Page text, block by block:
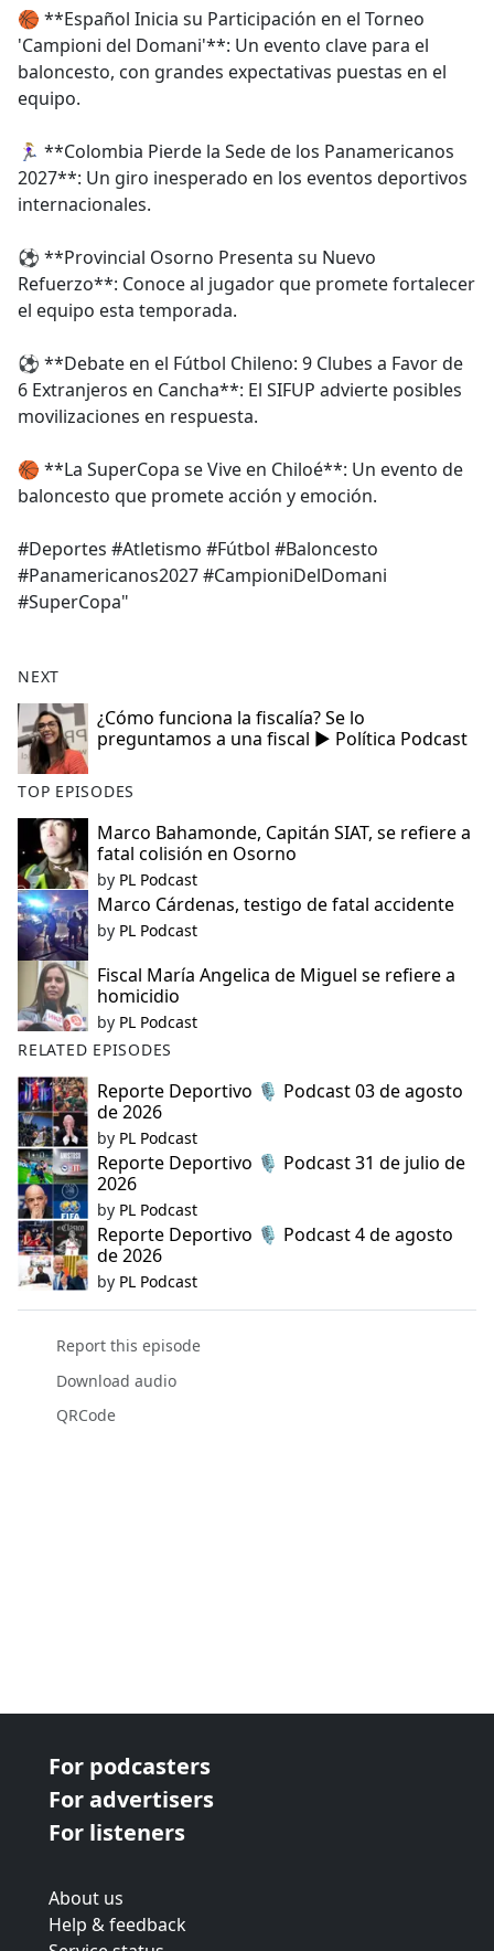
🏀 **Español Inicia su Participación en el Torneo
'Campioni del Domani'**: Un evento clave para el
baloncesto, con grandes expectativas puestas en el
equipo.
🏃🏼‍♀️ **Colombia Pierde la Sede de los Panamericanos
2027**: Un giro inesperado en los eventos deportivos
internacionales.
⚽ **Provincial Osorno Presenta su Nuevo
Refuerzo**: Conoce al jugador que promete fortalecer
el equipo esta temporada.
⚽ **Debate en el Fútbol Chileno: 9 Clubes a Favor de
6 Extranjeros en Cancha**: El SIFUP advierte posibles
movilizaciones en respuesta.
🏀 **La SuperCopa se Vive en Chiloé**: Un evento de
baloncesto que promete acción y emoción.
#Deportes #Atletismo #Fútbol #Baloncesto
#Panamericanos2027 #CampioniDelDomani
#SuperCopa"
NEXT
¿Cómo funciona la fiscalía? Se lo
preguntamos a una fiscal ▶️ Política Podcast
TOP EPISODES
Marco Bahamonde, Capitán SIAT, se refiere a
fatal colisión en Osorno
by PL Podcast
Marco Cárdenas, testigo de fatal accidente
by PL Podcast
Fiscal María Angelica de Miguel se refiere a
homicidio
by PL Podcast
RELATED EPISODES
Reporte Deportivo 🎙️ Podcast 03 de agosto
de 2026
by PL Podcast
Reporte Deportivo 🎙️ Podcast 31 de julio de
2026
by PL Podcast
Reporte Deportivo 🎙️ Podcast 4 de agosto
de 2026
by PL Podcast
Report this episode
Download audio
QRCode
For podcasters
For advertisers
For listeners
About us
Help & feedback